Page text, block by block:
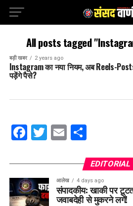
All posts tagged
बड़ी खबर 2 years ago
Instagram का नया नियम, अब Reels-
पड़ेंगे पैसे?
Facebook
Twitter
EmailShare
EDITORIAL
आलेख 4 days ago
संपादकीय: खाकी पर
जवाबदेही से मुकरने लगें!